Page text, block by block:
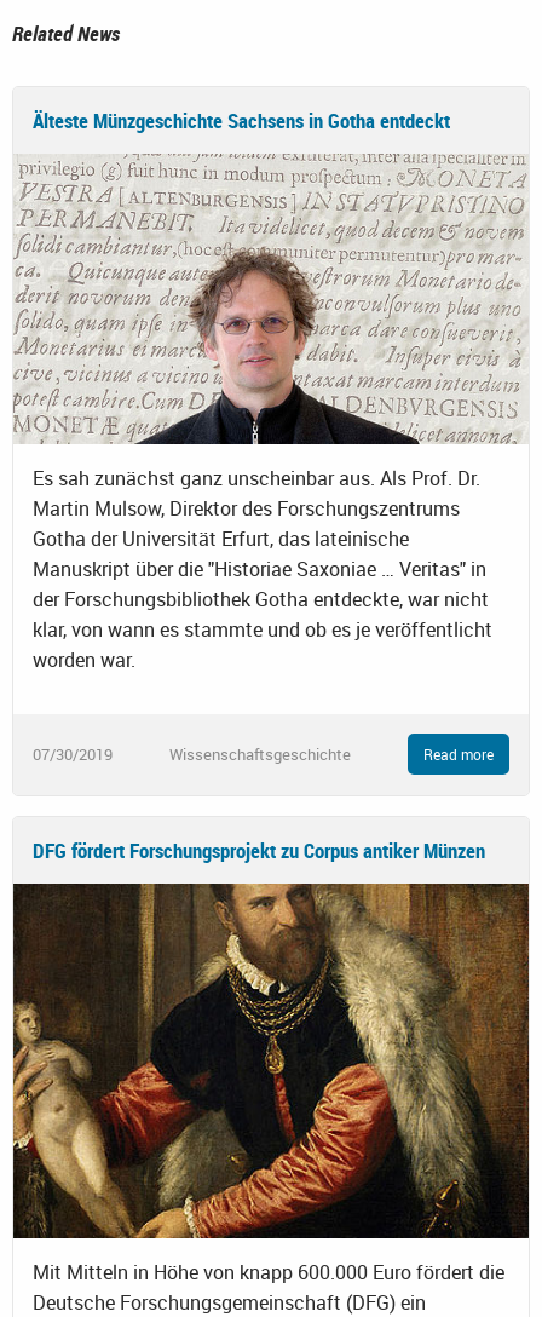
Related News
Älteste Münzgeschichte Sachsens in Gotha entdeckt
Es sah zunächst ganz unscheinbar aus. Als Prof. Dr.
Martin Mulsow, Direktor des Forschungszentrums
Gotha der Universität Erfurt, das lateinische
Manuskript über die "Historiae Saxoniae … Veritas" in
der Forschungsbibliothek Gotha entdeckte, war nicht
klar, von wann es stammte und ob es je veröffentlicht
worden war.
07/30/2019 Wissenschaftsgeschichte Read more
DFG fördert Forschungsprojekt zu Corpus antiker Münzen
Mit Mitteln in Höhe von knapp 600.000 Euro fördert die
Deutsche Forschungsgemeinschaft (DFG) ein